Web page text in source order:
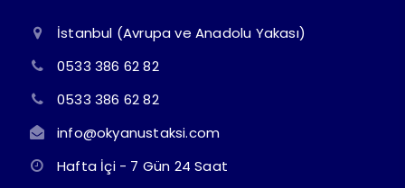
İstanbul (Avrupa ve Anadolu Yakası)
0533 386 62 82
0533 386 62 82
info@okyanustaksi.com
Hafta İçi - 7 Gün 24 Saat